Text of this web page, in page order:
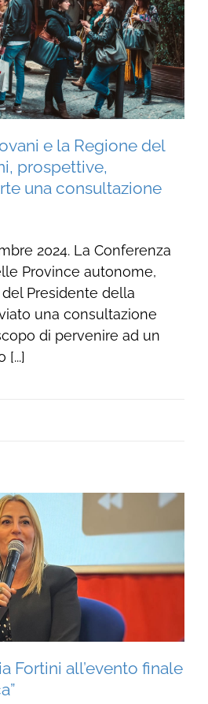
e la Regione del
prospettive,
una consultazione
2024. La Conferenza
Province autonome,
Presidente della
una consultazione
di pervenire ad un
[...]
Fortini all’evento finale